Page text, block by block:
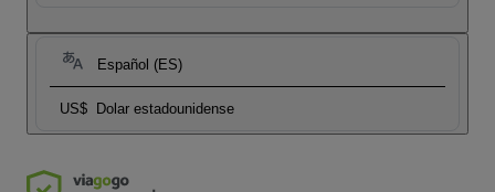
Español (ES)
US$ Dolar estadounidense